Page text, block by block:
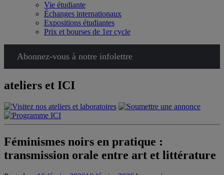
Vie étudiante
Échanges internationaux
Expositions étudiantes
Prix et bourses de 1er cycle
Abonnez-vous à notre infolettre
ateliers et ICI
Féminismes noirs en pratique :
transmission orale entre art et littérature